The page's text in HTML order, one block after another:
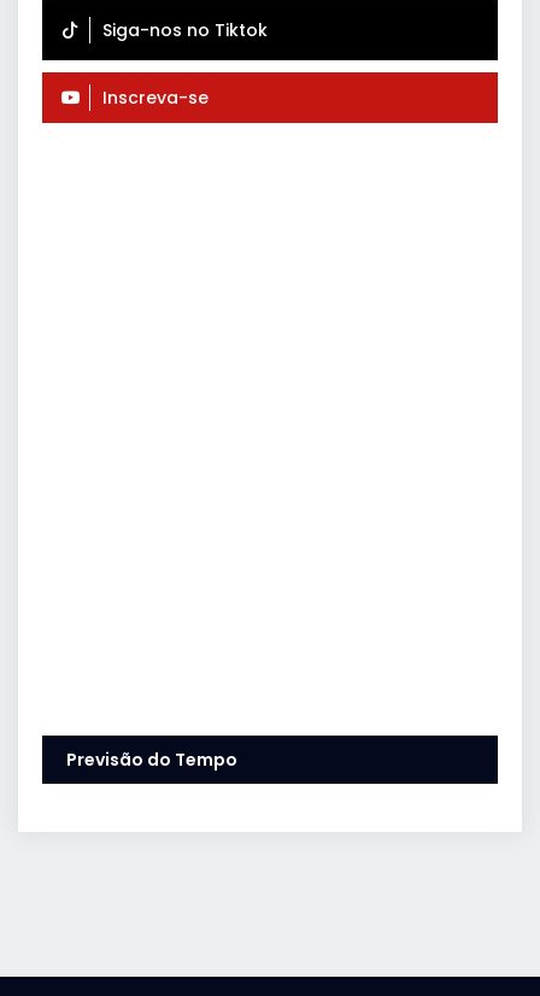
Siga-nos no Tiktok
Inscreva-se
Previsão do Tempo